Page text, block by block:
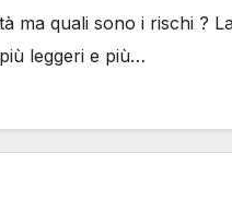
ma quali sono i rischi ?
leggeri e più…